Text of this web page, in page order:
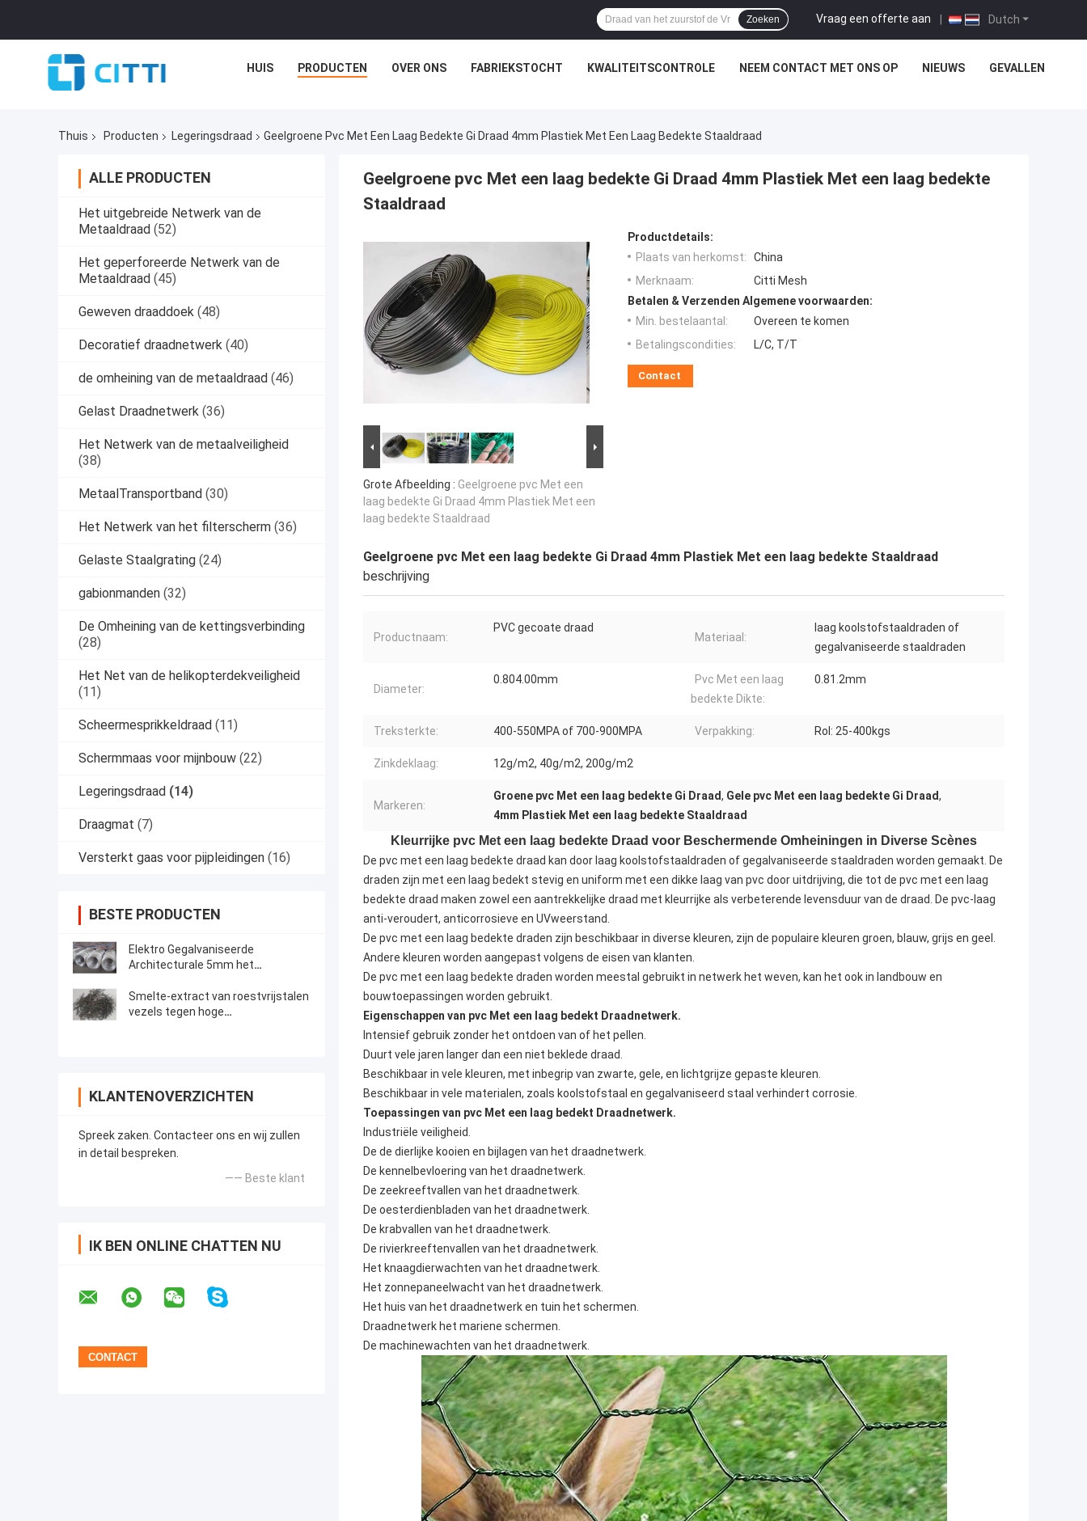
Dutch
Vraag een offerte aan |
Zoeken
HUIS PRODUCTEN OVER ONS FABRIEKSTOCHT KWALITEITSCONTROLE NEEM CONTACT MET ONS OP NIEUWS GEVALLEN
Thuis Producten Legeringsdraad Geelgroene Pvc Met Een Laag Bedekte Gi Draad 4mm Plastiek Met Een Laag Bedekte Staaldraad
ALLE PRODUCTEN
Het uitgebreide Netwerk van de
Metaaldraad (52)
Het geperforeerde Netwerk van de
Metaaldraad (45)
Geweven draaddoek (48)
Decoratief draadnetwerk (40)
de omheining van de metaaldraad (46)
Gelast Draadnetwerk (36)
Het Netwerk van de metaalveiligheid
(38)
MetaalTransportband (30)
Het Netwerk van het filterscherm (36)
Gelaste Staalgrating (24)
gabionmanden (32)
De Omheining van de kettingsverbinding
(28)
Het Net van de helikopterdekveiligheid
(11)
Scheermesprikkeldraad (11)
Schermmaas voor mijnbouw (22)
Legeringsdraad (14)
Draagmat (7)
Versterkt gaas voor pijpleidingen (16)
BESTE PRODUCTEN
Elektro Gegalvaniseerde
Architecturale 5mm het
Legeringsdraad
Smelte-extract van roestvrijstalen
vezels tegen hoge
KLANTENOVERZICHTEN
Spreek zaken. Contacteer ons en wij zullen
in detail bespreken.
—— Beste klant
IK BEN ONLINE CHATTEN NU
Geelgroene pvc Met een laag bedekte Gi Draad 4mm Plastiek Met een laag bedekte
Staaldraad
Grote Afbeelding : Geelgroene pvc Met een
laag bedekte Gi Draad 4mm Plastiek Met een
laag bedekte Staaldraad
Productdetails:
Plaats van herkomst:
China
Merknaam:
Citti Mesh
Betalen & Verzenden Algemene voorwaarden:
Min. bestelaantal:
Overeen te komen
Betalingscondities:
L/C, T/T
Contact
Geelgroene pvc Met een laag bedekte Gi Draad 4mm Plastiek Met een laag bedekte Staaldraad
beschrijving
Productnaam:
PVC gecoate draad
Materiaal:
laag koolstofstaaldraden of
gegalvaniseerde staaldraden
Diameter:
0.804.00mm
Pvc Met een laag
bedekte Dikte:
0.81.2mm
Treksterkte: 400-550MPA of 700-900MPA Verpakking: Rol: 25-400kgs
Zinkdeklaag: 12g/m2, 40g/m2, 200g/m2
Markeren:
Groene pvc Met een laag bedekte Gi Draad, Gele pvc Met een laag bedekte Gi Draad,
4mm Plastiek Met een laag bedekte Staaldraad
Kleurrijke pvc Met een laag bedekte Draad voor Beschermende Omheiningen in Diverse Scènes
De pvc met een laag bedekte draad kan door laag koolstofstaaldraden of gegalvaniseerde staaldraden worden gemaakt. De
draden zijn met een laag bedekt stevig en uniform met een dikke laag van pvc door uitdrijving, die tot de pvc met een laag
bedekte draad maken zowel een aantrekkelijke draad met kleurrijke als verbeterende levensduur van de draad. De pvc-laag
anti-veroudert, anticorrosieve en UVweerstand.
De pvc met een laag bedekte draden zijn beschikbaar in diverse kleuren, zijn de populaire kleuren groen, blauw, grijs en geel.
Andere kleuren worden aangepast volgens de eisen van klanten.
De pvc met een laag bedekte draden worden meestal gebruikt in netwerk het weven, kan het ook in landbouw en
bouwtoepassingen worden gebruikt.
Eigenschappen van pvc Met een laag bedekt Draadnetwerk.
Intensief gebruik zonder het ontdoen van of het pellen.
Duurt vele jaren langer dan een niet beklede draad.
Beschikbaar in vele kleuren, met inbegrip van zwarte, gele, en lichtgrijze gepaste kleuren.
Beschikbaar in vele materialen, zoals koolstofstaal en gegalvaniseerd staal verhindert corrosie.
Toepassingen van pvc Met een laag bedekt Draadnetwerk.
Industriële veiligheid.
De de dierlijke kooien en bijlagen van het draadnetwerk.
De kennelbevloering van het draadnetwerk.
De zeekreeftvallen van het draadnetwerk.
De oesterdienbladen van het draadnetwerk.
De krabvallen van het draadnetwerk.
De rivierkreeftenvallen van het draadnetwerk.
Het knaagdierwachten van het draadnetwerk.
Het zonnepaneelwacht van het draadnetwerk.
Het huis van het draadnetwerk en tuin het schermen.
Draadnetwerk het mariene schermen.
De machinewachten van het draadnetwerk.